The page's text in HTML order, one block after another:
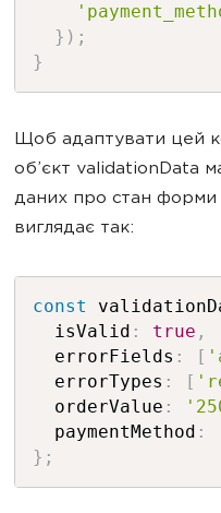
} ) ;
}
Щоб адаптувати цей
об’єкт validationData
даних про стан форми
виглядає так:
const
  isValid
: true ,
  errorFields
: [
  errorTypes
: [
  orderValue
:
  paymentMethod
:
} ;